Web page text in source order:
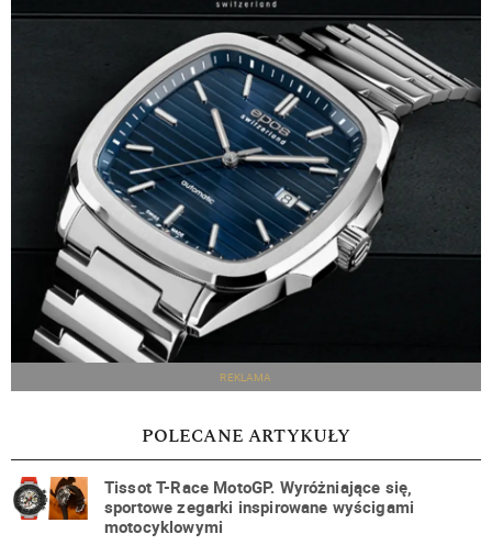
REKLAMA
POLECANE ARTYKUŁY
Tissot T-Race MotoGP. Wyróżniające się,
sportowe zegarki inspirowane wyścigami
motocyklowymi